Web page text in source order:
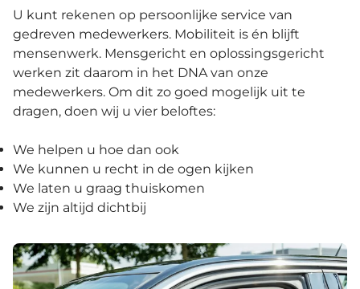
U kunt rekenen op persoonlijke service van
gedreven medewerkers. Mobiliteit is én blijft
mensenwerk. Mensgericht en oplossingsgericht
werken zit daarom in het DNA van onze
medewerkers. Om dit zo goed mogelijk uit te
dragen, doen wij u vier beloftes:
We helpen u hoe dan ook
We kunnen u recht in de ogen kijken
We laten u graag thuiskomen
We zijn altijd dichtbij